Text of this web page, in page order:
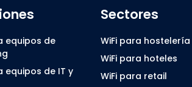
equipos de
equipos de IT y
Sectores
WiFi para hostelería
WiFi para hoteles
WiFi para retail